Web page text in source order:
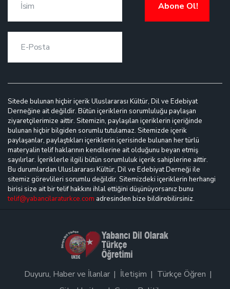
Abone Ol!
Sitede bulunan hiçbir içerik Uluslararası Kültür, Dil ve Edebiyat
Derneğine ait değildir. Bütün içeriklerin sorumluluğu paylaşan
ziyaretçilerimize aittir. Sitemizin, paylaşılan içeriklerin içeriğinde
bulunan hiçbir bilgiden sorumlu tutulamaz. Sitemizde içerik
paylaşanlar, paylaştıkları içeriklerin içerisinde bulunan her türlü
materyalin telif haklarının kendilerine ait olduğunu beyan etmiş
sayılırlar. İçeriklerle ilgili bütün sorumluluk içerik sahiplerine aittir.
Bu durumlardan Uluslararası Kültür, Dil ve Edebiyat Derneği ile
sitemiz görevlileri sorumlu değildir. Sitemizdeki içeriklerin herhangi
birisi size ait bir telif hakkını ihlal ettiğini düşünüyorsanız bunu
telif@yabancilaraturkce.com adresinden bize bildirebilirsiniz.
Duyuru, Haber ve İlanlar İletişim
Türkçe Öğren